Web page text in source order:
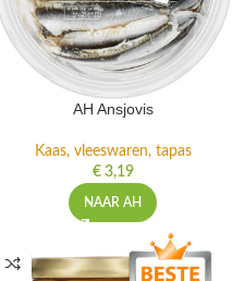
AH Ansjovis
Kaas, vleeswaren, tapas
€3,19
NAAR AH